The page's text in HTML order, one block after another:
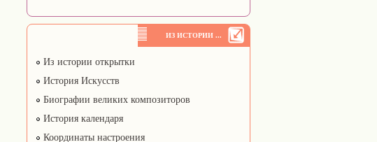
ИЗ ИСТОРИИ ...
Из истории открытки
История Искусств
Биографии великих композиторов
История календаря
Координаты настроения